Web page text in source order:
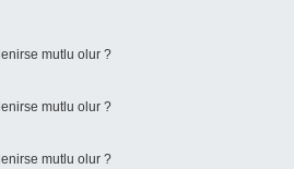
mutlu olur ?
mutlu olur ?
mutlu olur ?